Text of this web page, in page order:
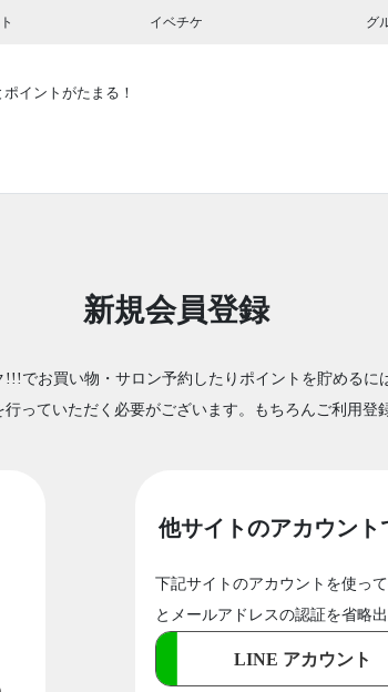
イベチケ グ
イントがたまる！
新規会員登録
!!!でお買い物・サロン予約したりポイントを貯めるに
っていただく必要がございます。もちろんご利用登
他サイトのアカウント
下記サイトのアカウントを使っ
とメールアドレスの認証を省略出
LINE アカウント